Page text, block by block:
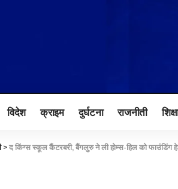
विदेश क्राइम दुर्घटना राजनीती
>द किंग्स स्कूल कैंटरबरी, बैंगलुरु ने ली होम्स-हिल को फाउंडिंग